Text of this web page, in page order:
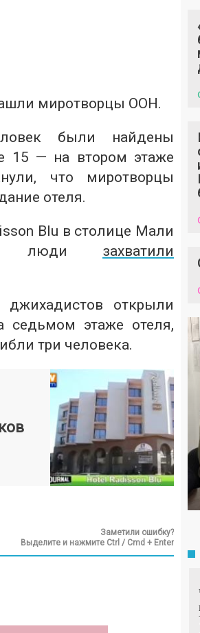
миротворцы ООН.
были найдены
15 — на втором этаже
что миротворцы
отеля.
Blu в столице Мали
люди захватили
открыли
седьмом этаже отеля,
три человека.
Заметили ошибку?
Выделите и нажмите Ctrl / Cmd + Enter